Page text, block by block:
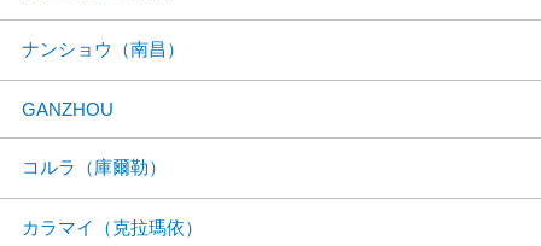
ナンショウ（南昌）
GANZHOU
コルラ（庫爾勒）
カラマイ（克拉瑪依）